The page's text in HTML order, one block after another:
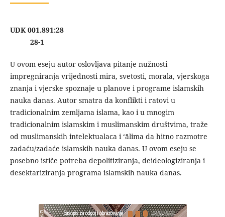
UDK 001.891:28
28-1
U ovom eseju autor oslovljava pitanje nužnosti
impregniranja vrijednosti mira, svetosti, morala, vjerskoga
znanja i vjerske spoznaje u planove i programe islamskih
nauka danas. Autor smatra da konflikti i ratovi u
tradicionalnim zemljama islama, kao i u mnogim
tradicionalnim islamskim i muslimanskim društvima, traže
od muslimanskih intelektualaca i ‘ālima da hitno razmotre
zadaću/zadaće islamskih nauka danas. U ovom eseju se
posebno ističe potreba depolitiziranja, deideologiziranja i
desektariziranja programa islamskih nauka danas.